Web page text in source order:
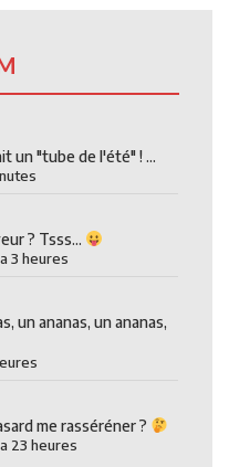
un "tube de l'été" ! ...
? Tsss...
3 heures
un ananas, un ananas,
me rasséréner ?
23 heures